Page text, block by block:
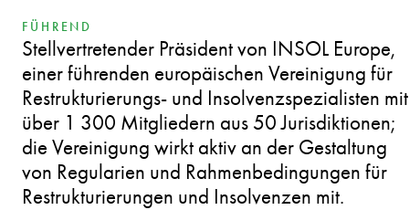
FÜHREND
Stellvertretender Präsident von INSOL Europe,
einer führenden europäischen Vereinigung für
Restrukturierungs- und Insolvenzspezialisten mit
über 1 300 Mitgliedern aus 50 Jurisdiktionen;
die Vereinigung wirkt aktiv an der Gestaltung
von Regularien und Rahmenbedingungen für
Restrukturierungen und Insolvenzen mit.